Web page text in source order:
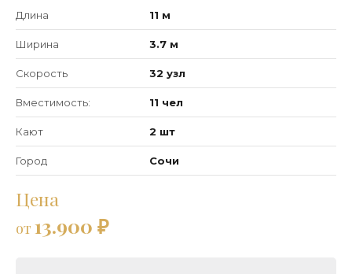
Длина 11 м
Ширина 3.7 м
Скорость 32 узл
Вместимость: 11 чел
Кают 2 шт
Город Сочи
Цена
от 13.900 ₽